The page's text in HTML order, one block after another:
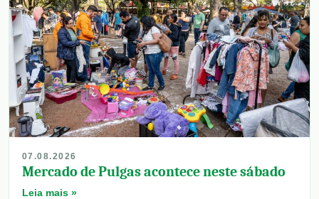
07.08.2026
Mercado de Pulgas acontece neste sábado
Leia mais »